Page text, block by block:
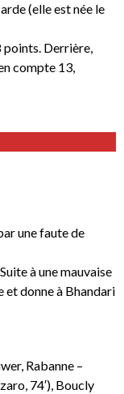
(elle est née le
points. Derrière,
compte 13,
une faute de
à une mauvaise
et donne à Bhandari
Rabanne –
74′), Boucly